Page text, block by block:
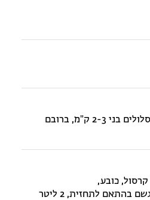
הליכה קלה. קלה. מסלולים בני 2-3 ק"מ, ברובם
כובע,
ביגוד/מטריה/מעיל גשם בהתאם לתחזית, 2 ליטר